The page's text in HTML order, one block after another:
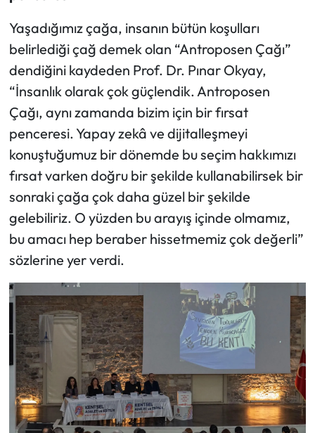
Yaşadığımız çağa, insanın bütün koşulları
belirlediği çağ demek olan “Antroposen Çağı”
dendiğini kaydeden Prof. Dr. Pınar Okyay,
“İnsanlık olarak çok güçlendik. Antroposen
Çağı, aynı zamanda bizim için bir fırsat
penceresi. Yapay zekâ ve dijitalleşmeyi
konuştuğumuz bir dönemde bu seçim hakkımızı
fırsat varken doğru bir şekilde kullanabilirsek bir
sonraki çağa çok daha güzel bir şekilde
gelebiliriz. O yüzden bu arayış içinde olmamız,
bu amacı hep beraber hissetmemiz çok değerli”
sözlerine yer verdi.